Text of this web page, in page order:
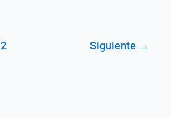
2 Siguiente →